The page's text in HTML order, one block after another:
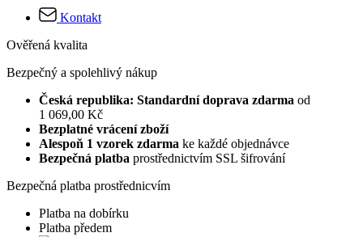
Kontakt
Ověřená kvalita
Bezpečný a spolehlivý nákup
Česká republika: Standardní doprava zdarma od
1 069,00 Kč
Bezplatné vrácení zboží
Alespoň 1 vzorek zdarma ke každé objednávce
Bezpečná platba prostřednictvím SSL šifrování
Bezpečná platba prostřednicvím
Platba na dobírku
Platba předem